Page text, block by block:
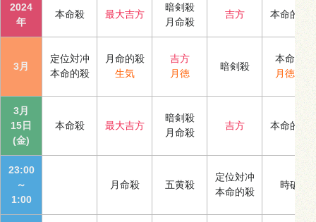
2024
年
本命殺 最大吉方
暗剣殺
月命殺
吉方 本命的殺
3月
定位対冲
本命的殺
月命的殺
生気
吉方
月徳
暗剣殺
本命殺
月徳合
3月
15日
(金)
本命殺 最大吉方
暗剣殺
月命殺
吉方 本命的殺
23:00
～
1:00
月命殺 五黄殺
定位対冲
本命的殺
時破